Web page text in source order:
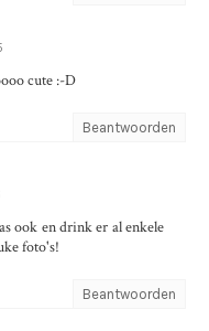
cute :-D
Beantwoorden
ook en drink er al enkele
foto's!
Beantwoorden